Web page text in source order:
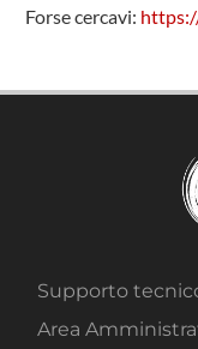
Forse cercavi:
Supporto
Area